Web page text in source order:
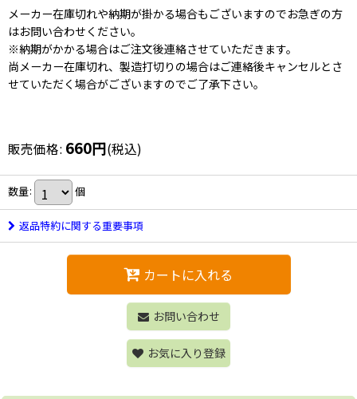
メーカー在庫切れや納期が掛かる場合もございますのでお急ぎの方
はお問い合わせください。
※納期がかかる場合はご注文後連絡させていただきます。
尚メーカー在庫切れ、製造打切りの場合はご連絡後キャンセルとさ
せていただく場合がございますのでご了承下さい。
販売価格: 660円(税込)
数量: 個
返品特約に関する重要事項
カートに入れる
お問い合わせ
お気に入り登録